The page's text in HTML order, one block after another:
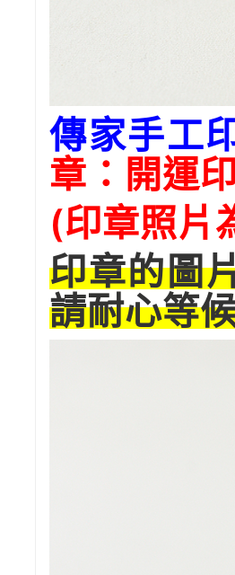
傳家手工
章：開運
(印章照片
印章的圖
請耐心等